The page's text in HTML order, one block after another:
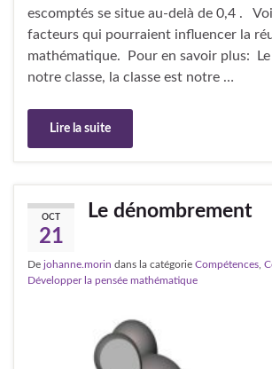
escomptés se situe au-delà de 0,4 .
facteurs qui pourraient influencer la
mathématique. Pour en savoir plus:
notre classe, la classe est notre …
Lire la suite
OCT
21
Le dénombrement
De johanne.morin dans la catégorie Compétences
Développer la pensée mathématique